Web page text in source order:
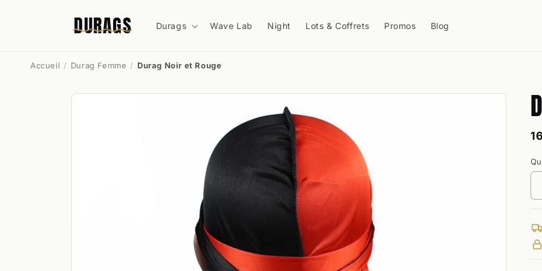
DURAGS Durags Wave Lab Night Lots & Coffrets Promos Blog
Accueil Durag Femme Durag Noir et Rouge
Passer aux